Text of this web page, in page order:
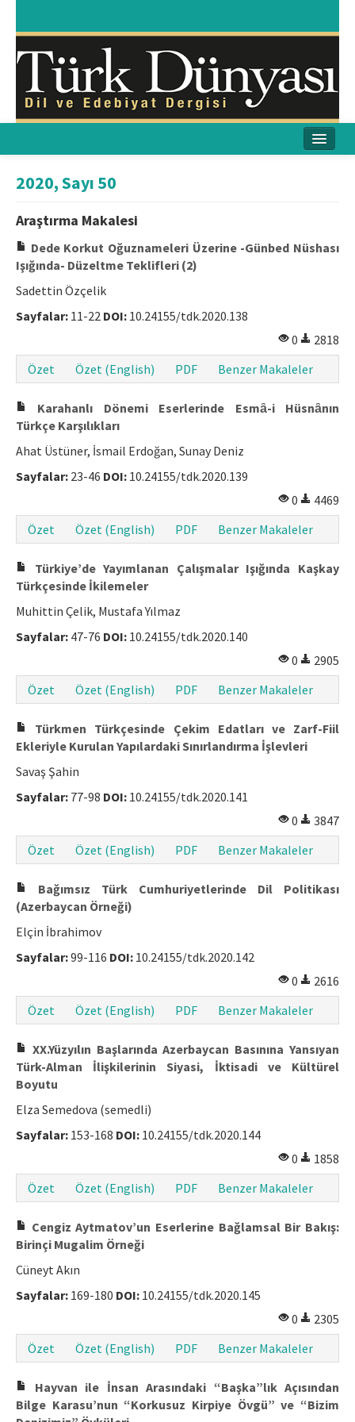
Yayın İlkeleri
Makale Gönder
ISSN: 1301-0077 · e-ISSN: 2651-5091
2020, Sayı 50
Araştırma Makalesi
Dede Korkut Oğuznameleri Üzerine -Günbed Nüshası
Işığında- Düzeltme Teklifleri (2)
Sadettin Özçelik
Sayfalar: 11-22 DOI: 10.24155/tdk.2020.138
0
2818
Özet
Özet (English) PDF Benzer Makaleler
Karahanlı Dönemi Eserlerinde Esmȃ-i Hüsnȃnın
Türkçe Karşılıkları
Ahat Üstüner, İsmail Erdoğan, Sunay Deniz
Sayfalar: 23-46 DOI: 10.24155/tdk.2020.139
0
4469
Özet
Özet (English) PDF Benzer Makaleler
Türkiye’de Yayımlanan Çalışmalar Işığında Kaşkay
Türkçesinde İkilemeler
Muhittin Çelik, Mustafa Yılmaz
Sayfalar: 47-76 DOI: 10.24155/tdk.2020.140
0
2905
Özet
Özet (English) PDF Benzer Makaleler
Türkmen Türkçesinde Çekim Edatları ve Zarf-Fiil
Ekleriyle Kurulan Yapılardaki Sınırlandırma İşlevleri
Savaş Şahin
Sayfalar: 77-98 DOI: 10.24155/tdk.2020.141
0
3847
Özet
Özet (English) PDF Benzer Makaleler
Bağımsız Türk Cumhuriyetlerinde Dil Politikası
(Azerbaycan Örneği)
Elçin İbrahimov
Sayfalar:99-116 DOI: 10.24155/tdk.2020.142
0
2616
Özet
Özet (English) PDF Benzer Makaleler
XX.Yüzyılın Başlarında Azerbaycan Basınına Yansıyan
Türk-Alman İlişkilerinin Siyasi, İktisadi ve Kültürel
Boyutu
Elza Semedova (semedli)
Sayfalar: 153-168 DOI: 10.24155/tdk.2020.144
0
1858
Özet
Özet (English) PDF Benzer Makaleler
Cengiz Aytmatov’un Eserlerine Bağlamsal Bir Bakış:
Birinçi Mugalim Örneği
Cüneyt Akın
Sayfalar: 169-180 DOI: 10.24155/tdk.2020.145
0
2305
Özet
Özet (English) PDF Benzer Makaleler
Hayvan ile İnsan Arasındaki “Başka”lık Açısından
Bilge Karasu’nun “Korkusuz Kirpiye Övgü” ve “Bizim